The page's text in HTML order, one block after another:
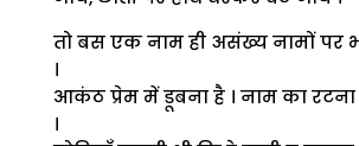
तो बस एक नाम ही असंख्य नामों पर
।
आकंठ प्रेम में डूबना है । नाम का रटना
।